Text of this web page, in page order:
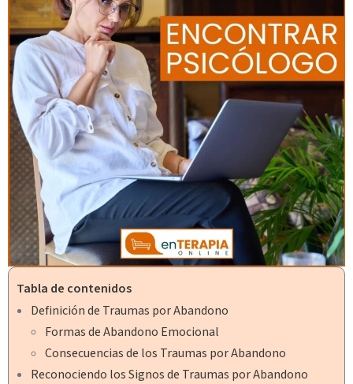
Tabla de contenidos
Definición de Traumas por Abandono
Formas de Abandono Emocional
Consecuencias de los Traumas por Abandono
Reconociendo los Signos de Traumas por Abandono